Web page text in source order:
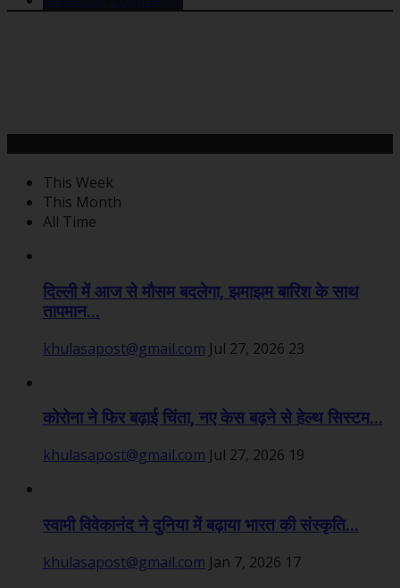
This Week
This Month
All Time
दिल्ली में आज से मौसम बदलेगा, झमाझम बारिश के साथ
तापमान...
khulasapost@gmail.com Jul 27, 2026 23
कोरोना ने फिर बढ़ाई चिंता, नए केस बढ़ने से हेल्थ सिस्टम...
khulasapost@gmail.com Jul 27, 2026 19
स्वामी विवेकानंद ने दुनिया में बढ़ाया भारत की संस्कृति...
khulasapost@gmail.com Jan 7, 2026 17